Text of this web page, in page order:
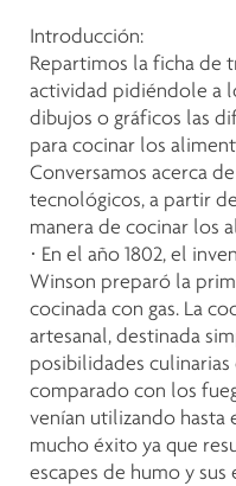
Introducción:
Repartimos la ficha de
actividad pidiéndole a
dibujos o gráficos las
para cocinar los
Conversamos acerca
tecnológicos, a partir
manera de cocinar los
· En el año 1802, el
Winson preparó la
cocinada con gas. La
artesanal, destinada
posibilidades
comparado con los
venían utilizando
mucho éxito ya que
escapes de humo y sus